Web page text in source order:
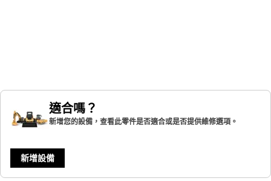
適合嗎？
新增您的設備，查看此零件是否適合或是否提供維修選項。
新增設備